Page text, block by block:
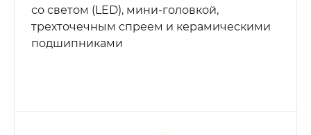
со светом (LED), мини-головкой,
трехточечным спреем и керамическими
подшипниками